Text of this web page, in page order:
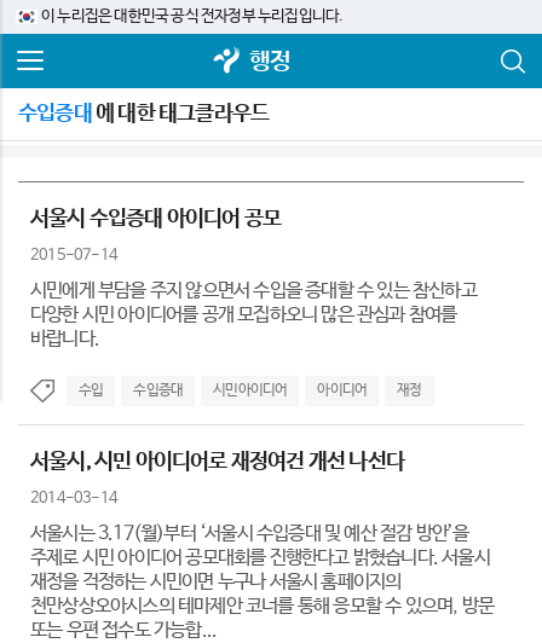
이 누리집은 대한민국 공식 전자정부 누리집입니다.
행정
수입증대 에 대한 태그클라우드
서울시 수입증대 아이디어 공모
2015-07-14
시민에게 부담을 주지 않으면서 수입을 증대할 수 있는 참신하고
다양한 시민 아이디어를 공개 모집하오니 많은 관심과 참여를
바랍니다.
수입 수입증대 시민아이디어 아이디어 재정
서울시, 시민 아이디어로 재정여건 개선 나선다
2014-03-14
서울시는 3.17(월)부터 ‘서울시 수입증대 및 예산 절감 방안’을
주제로 시민 아이디어 공모대회를 진행한다고 밝혔습니다. 서울시
재정을 걱정하는 시민이면 누구나 서울시 홈페이지의
천만상상오아시스의 테마제안 코너를 통해 응모할 수 있으며, 방문
또는 우편 접수도 가능합...